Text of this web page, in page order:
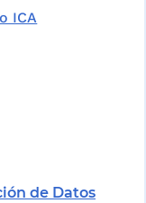
ICA
de Datos